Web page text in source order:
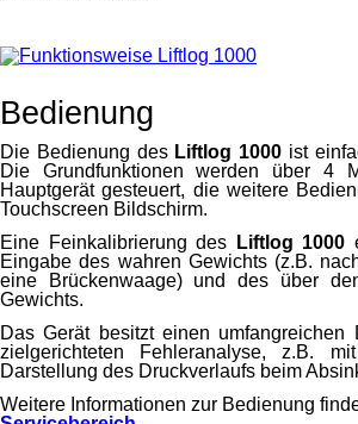
Bedienung
Die Bedienung des Liftlog 1000 ist
Die Grund­funktionen werden über 4
Haupt­gerät gesteuert, die weitere
Touch­screen Bilds­chirm.
Eine Feinkalibrierung des
Liftlog 1000
Eingabe des wahren Gewichts (z.B.
eine Brücken­waage) und des über
Gewichts.
Das Gerät besitzt einen umfangreichen
ziel­gerichteten Fehler­analyse, z.B.
Darstellung des Druck­verlaufs beim
Weitere Informationen zur Bedienung